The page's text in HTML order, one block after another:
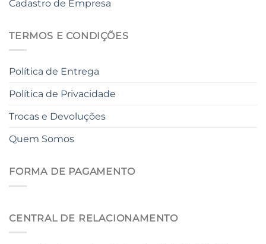
Cadastro de Empresa
TERMOS E CONDIÇÕES
Política de Entrega
Política de Privacidade
Trocas e Devoluções
Quem Somos
FORMA DE PAGAMENTO
CENTRAL DE RELACIONAMENTO